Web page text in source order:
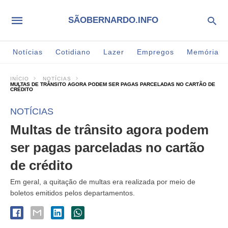
SÃOBERNARDO.INFO
Notícias Cotidiano Lazer Empregos Memória
INÍCIO
NOTÍCIAS
MULTAS DE TRÂNSITO AGORA PODEM SER PAGAS PARCELADAS NO CARTÃO DE
CRÉDITO
NOTÍCIAS
Multas de trânsito agora podem
ser pagas parceladas no cartão
de crédito
Em geral, a quitação de multas era realizada por meio de
boletos emitidos pelos departamentos.